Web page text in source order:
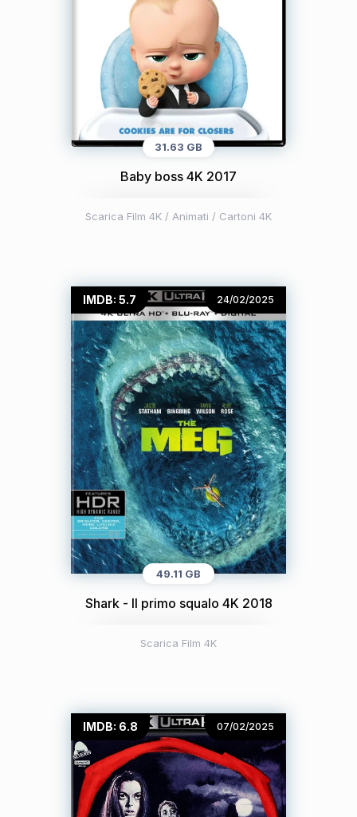
31.63 GB
Baby boss 4K 2017
Scarica Film 4K / Animati / Cartoni 4K
IMDB: 5.7 24/02/2025
49.11 GB
Shark - Il primo squalo 4K 2018
Scarica Film 4K
IMDB: 6.8 07/02/2025